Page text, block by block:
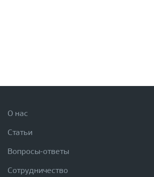
О нас
Статьи
Вопросы-ответы
Сотрудничество